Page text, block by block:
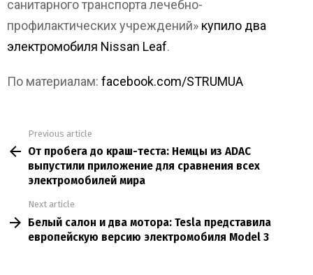
санитарного транспорта лечебно-
профилактических учреждений» купило два
электромобиля Nissan Leaf.
По материалам: facebook.com/STRUMUA
more
Previous article
От пробега до краш-теста: Немцы из ADAC
выпустили приложение для сравнения всех
электромобилей мира
Next article
Белый салон и два мотора: Tesla представила
европейскую версию электромобиля Model 3